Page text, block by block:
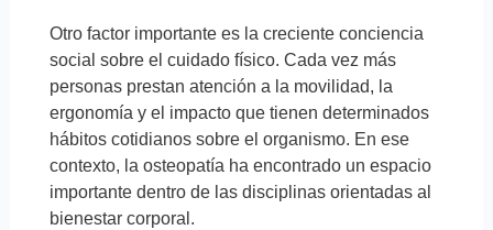
Otro factor importante es la creciente conciencia
social sobre el cuidado físico. Cada vez más
personas prestan atención a la movilidad, la
ergonomía y el impacto que tienen determinados
hábitos cotidianos sobre el organismo. En ese
contexto, la osteopatía ha encontrado un espacio
importante dentro de las disciplinas orientadas al
bienestar corporal.